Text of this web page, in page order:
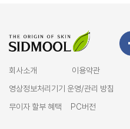
회사소개 이용약관
영상정보처리기기 운영/관리 방침
무이자 할부 혜택
PC버전